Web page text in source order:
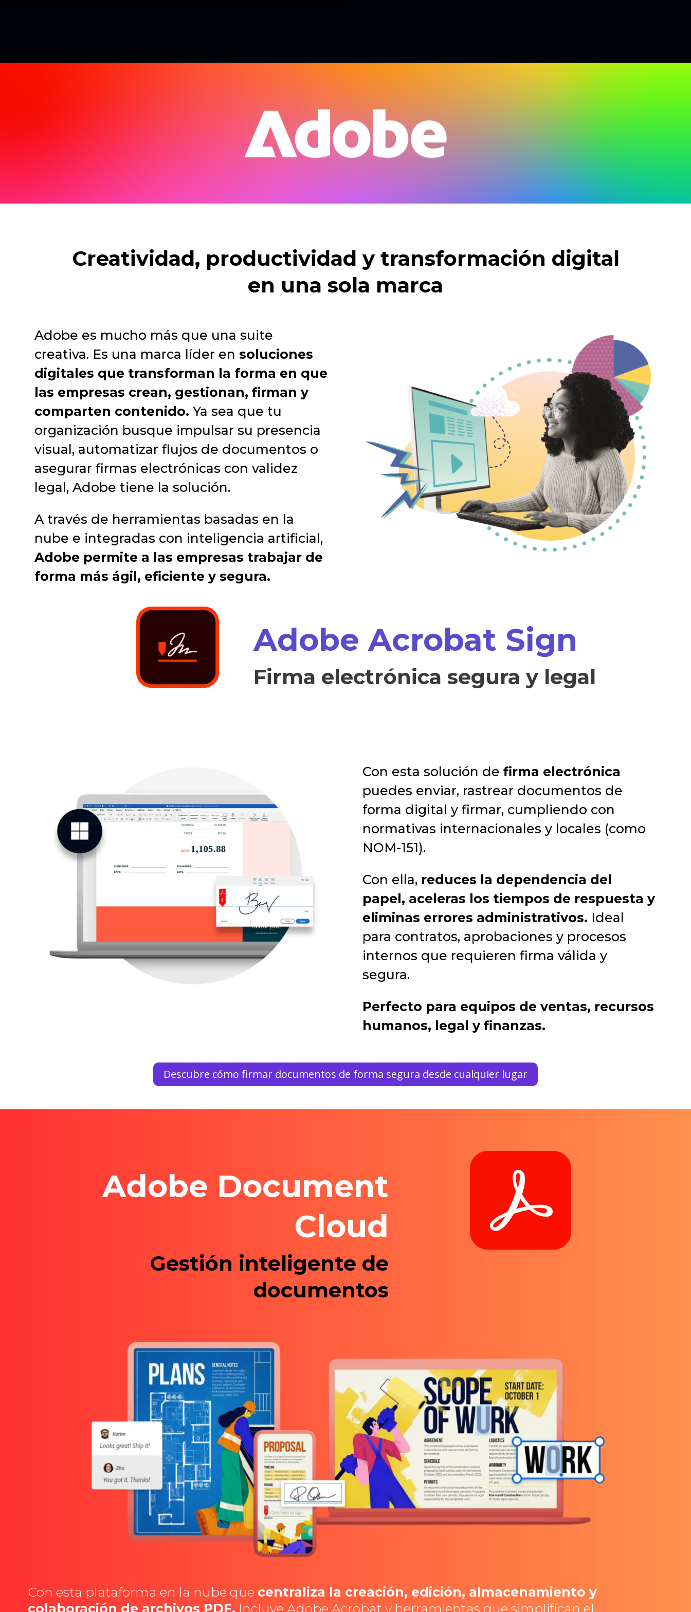
Creatividad, productividad y transformación digital
en una sola marca
Adobe es mucho más que una suite
creativa. Es una marca líder ensoluciones
digitales que transforman la forma en que
las empresas crean, gestionan, firman y
comparten contenido. Ya sea que tu
organización busque impulsar su presencia
visual, automatizar flujos de documentos o
asegurar firmas electrónicas con validez
legal, Adobe tiene la solución.
A través de herramientas basadas en la
nube e integradas con inteligencia artificial,
Adobe permite a las empresas trabajar de
forma más ágil, eficiente y segura.
Adobe Acrobat Sign
Firma electrónica segura y legal
Con esta solución defirma electrónica
puedes enviar, rastrear documentos de
forma digital y firmar, cumpliendo con
normativas internacionales y locales (como
NOM-151).
Con ella, reduces la dependencia del
papel, aceleras los tiempos de respuesta y
eliminas errores administrativos. Ideal
para contratos, aprobaciones y procesos
internos que requieren firma válida y
segura.
Perfecto para equipos de ventas, recursos
humanos, legal y finanzas.
Descubre cómo firmar documentos de forma segura desde cualquier lugar
Adobe Document
Cloud
Gestión inteligente de
documentos
Con esta plataforma en la nube que centraliza la creación, edición, almacenamiento y
colaboración de archivos PDF. Incluye Adobe Acrobat y herramientas que simplifican el